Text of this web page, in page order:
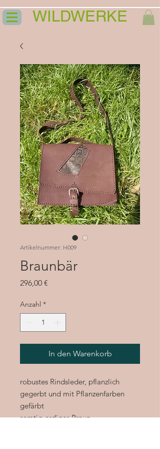
WILDWERKE
Artikelnummer: H009
Braunbär
296,00 €
Anzahl *
In den Warenkorb
robustes Rindsleder, pflanzlich
gegerbt und mit Pflanzenfarben
gefärbt
samtig-erdiges Braun